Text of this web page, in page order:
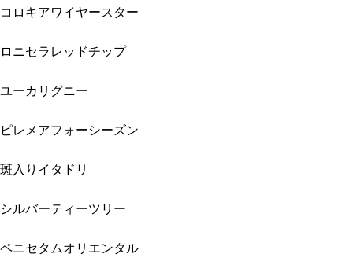
コロキアワイヤースター
ロニセラレッドチップ
ユーカリグニー
ピレメアフォーシーズン
斑入りイタドリ
シルバーティーツリー
ペニセタムオリエンタル